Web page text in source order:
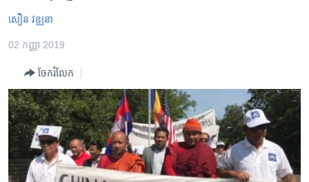
ទំព័រ​
ព័ត៌មាន​​
រំលង​
និង​
ចូល​
ទំព័រ​
រចនា
ព្រឹត្តិការណ៍ព័ត៌មាន
ទូរទស្សន៍ / វីដេអូ​
វិទ្យុ / ផតខាសថ៍
កម្មវិធីទាំងអស់
សឿន វឌ្ឍនា
02 កញ្ញា 2019
ចែករំលែក